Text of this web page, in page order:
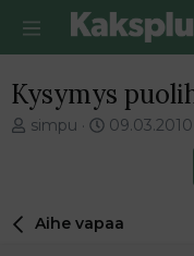
Kysymys
V
simpu
E
m
09.03.2010
Aihe vapaa